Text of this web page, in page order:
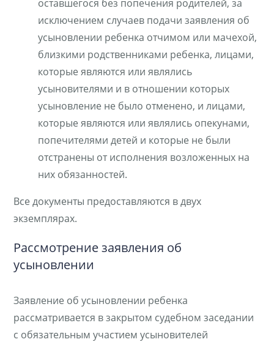
оставшегося без попечения родителей, за
исключением случаев подачи заявления об
усыновлении ребенка отчимом или мачехой,
близкими родственниками ребенка, лицами,
которые являются или являлись
усыновителями и в отношении которых
усыновление не было отменено, и лицами,
которые являются или являлись опекунами,
попечителями детей и которые не были
отстранены от исполнения возложенных на
них обязанностей.
Все документы предоставляются в двух
экземплярах.
Рассмотрение заявления об
усыновлении
Заявление об усыновлении ребенка
рассматривается в закрытом судебном заседании
с обязательным участием усыновителей